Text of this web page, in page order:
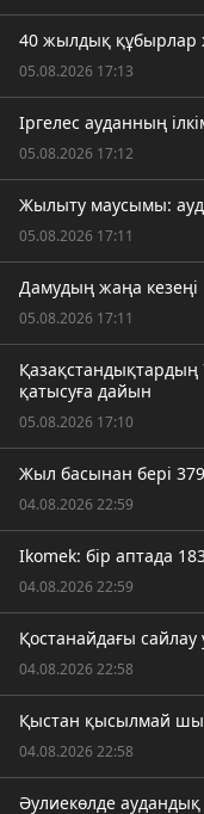
40 жылдық құбырлар
05.08.2026 17:13
Іргелес ауданның
05.08.2026 17:12
Жылыту маусымы:
05.08.2026 17:11
Дамудың жаңа кезеңі
05.08.2026 17:11
қатысуға дайын
05.08.2026 17:10
Жыл басынан бері 379
04.08.2026 22:59
Ikomek: бір аптада
04.08.2026 22:59
Қостанайдағы сайлау
04.08.2026 22:58
Қыстан қысылмай
04.08.2026 22:58
Әулиекөлде аудандық